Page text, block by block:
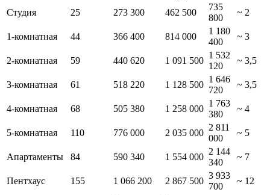
Студия 25 273 300 462 500
735
800
~ 2
1-комнатная 44 366 400 814 000
1 180
400
~ 3
2-комнатная 59 440 620 1 091 500
1 532
120
~ 3,5
3-комнатная 61 518 220 1 128 500
1 646
720
~ 3,5
4-комнатная 68 505 380 1 258 000
1 763
380
~ 4
5-комнатная 110 776 000 2 035 000
2 811
000
~ 5
Апартаменты 84 590 340 1 554 000
2 144
340
~ 7
Пентхаус 155 1 066 200 2 867 500
3 933
700
~ 12